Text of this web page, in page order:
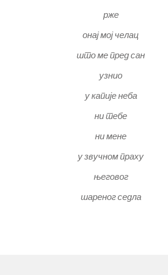
рже
онај мој челац
што ме пред сан
узнио
у капије неба
ни тебе
ни мене
у звучном праху
његовог
шареног седла